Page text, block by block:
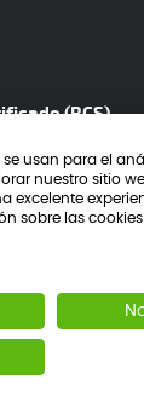
(RCS)
se usan para el
nuestro sitio
excelente
sobre las